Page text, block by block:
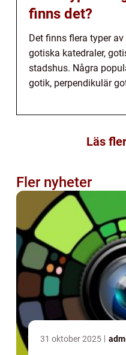
finns det?
Det finns flera typer
gotiska katedraler,
stadshus. Några
gotik, perpendikulär
Läs
Fler nyheter
31 oktober 2025